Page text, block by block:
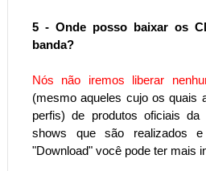
5 - Onde posso baixar os
banda?
Nós não iremos liberar
(mesmo aqueles cujo os quais
perfis)de produtos oficiais
shows que são realizados
"Download" você pode ter mais